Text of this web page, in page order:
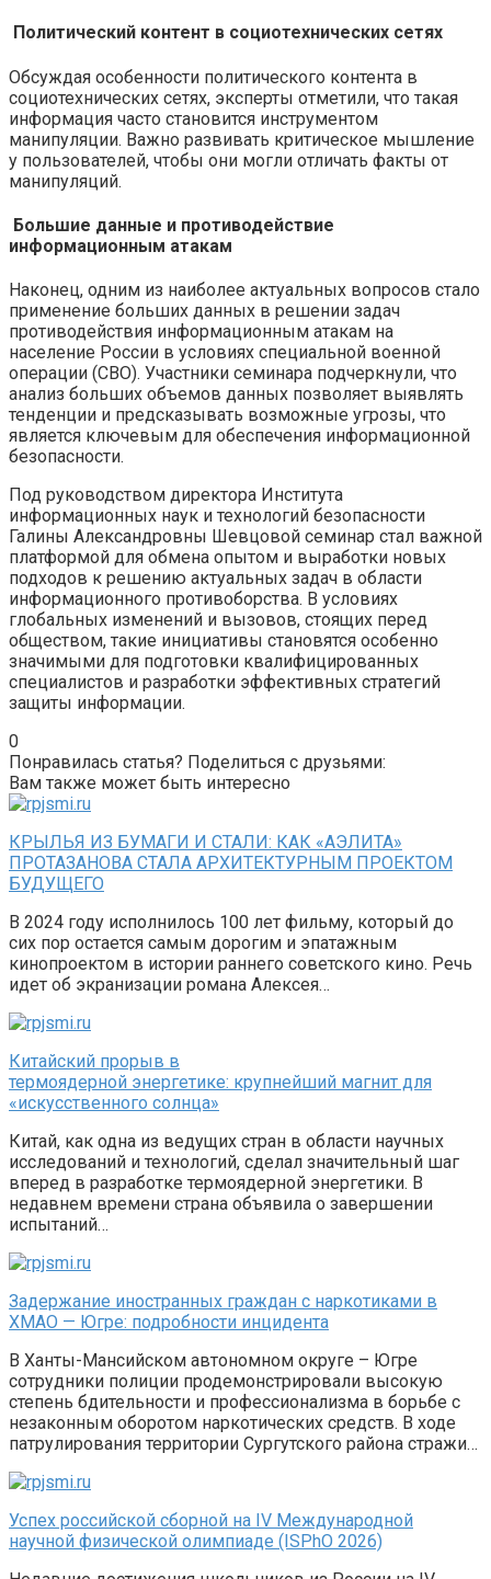
Политический контент в социотехнических сетях
Обсуждая особенности политического контента в
социотехнических сетях, эксперты отметили, что такая
информация часто становится инструментом
манипуляции. Важно развивать критическое мышление
у пользователей, чтобы они могли отличать факты от
манипуляций.
Большие данные и противодействие
информационным атакам
Наконец, одним из наиболее актуальных вопросов стало
применение больших данных в решении задач
противодействия информационным атакам на
население России в условиях специальной военной
операции (СВО). Участники семинара подчеркнули, что
анализ больших объемов данных позволяет выявлять
тенденции и предсказывать возможные угрозы, что
является ключевым для обеспечения информационной
безопасности.
Под руководством директора Института
информационных наук и технологий безопасности
Галины Александровны Шевцовой семинар стал важной
платформой для обмена опытом и выработки новых
подходов к решению актуальных задач в области
информационного противоборства. В условиях
глобальных изменений и вызовов, стоящих перед
обществом, такие инициативы становятся особенно
значимыми для подготовки квалифицированных
специалистов и разработки эффективных стратегий
защиты информации.
0
Понравилась статья? Поделиться с друзьями:
Вам также может быть интересно
КРЫЛЬЯ ИЗ БУМАГИ И СТАЛИ: КАК «АЭЛИТА»
ПРОТАЗАНОВА СТАЛА АРХИТЕКТУРНЫМ ПРОЕКТОМ
БУДУЩЕГО
В 2024 году исполнилось 100 лет фильму, который до
сих пор остается самым дорогим и эпатажным
кинопроектом в истории раннего советского кино. Речь
идет об экранизации романа Алексея…
Китайский прорыв в
термоядерной энергетике: крупнейший магнит для
«искусственного солнца»
Китай, как одна из ведущих стран в области научных
исследований и технологий, сделал значительный шаг
вперед в разработке термоядерной энергетики. В
недавнем времени страна объявила о завершении
испытаний…
Задержание иностранных граждан с наркотиками в
ХМАО — Югре: подробности инцидента
В Ханты-Мансийском автономном округе – Югре
сотрудники полиции продемонстрировали высокую
степень бдительности и профессионализма в борьбе с
незаконным оборотом наркотических средств. В ходе
патрулирования территории Сургутского района стражи…
Успех российской сборной на IV Международной
научной физической олимпиаде (ISPhO 2026)